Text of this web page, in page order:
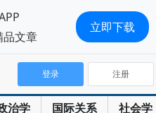
治学 国际关系 社会学
登录 注册
品文章
立即下载